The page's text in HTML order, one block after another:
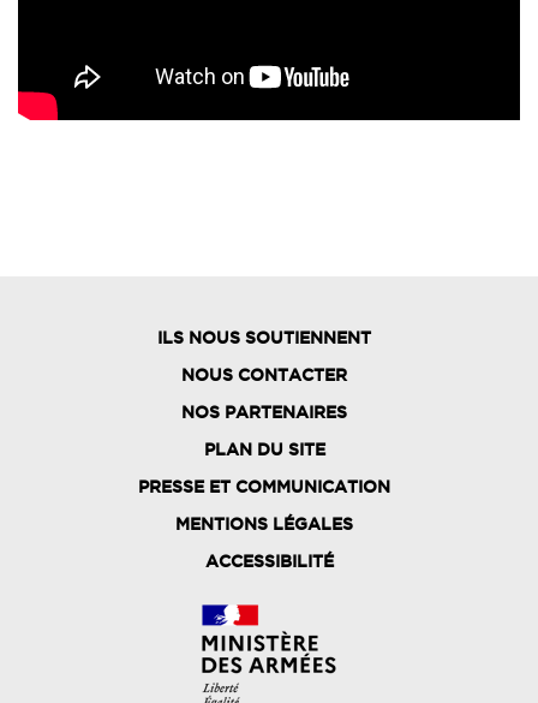
FOOTER
MENU
ILS NOUS SOUTIENNENT
NOUS CONTACTER
NOS PARTENAIRES
PLAN DU SITE
PRESSE ET COMMUNICATION
MENTIONS LÉGALES
ACCESSIBILITÉ